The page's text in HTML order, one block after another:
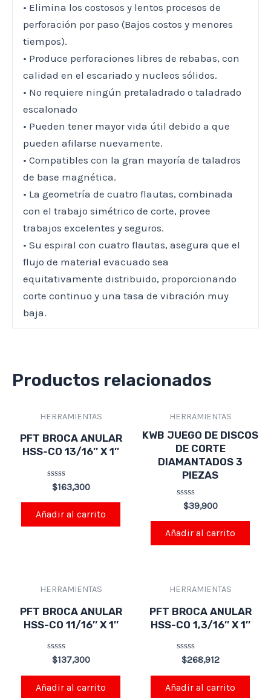
• Elimina los costosos y lentos procesos de
perforación por paso (Bajos costos y menores
tiempos).
• Produce perforaciones libres de rebabas, con
calidad en el escariado y nucleos sólidos.
• No requiere ningún pretaladrado o taladrado
escalonado
• Pueden tener mayor vida útil debido a que
pueden afilarse nuevamente.
• Compatibles con la gran mayoría de taladros
de base magnética.
• La geometría de cuatro flautas, combinada
con el trabajo simétrico de corte, provee
trabajos excelentes y seguros.
• Su espiral con cuatro flautas, asegura que el
flujo de material evacuado sea
equitativamente distribuido, proporcionando
corte continuo y una tasa de vibración muy
baja.
Productos relacionados
HERRAMIENTAS
PFT BROCA ANULAR
HSS-CO 13/16″ X 1″
Valorado
en
0
de
5
$163,300
Añadir al carrito
HERRAMIENTAS
KWB JUEGO DE DISCOS
DE CORTE
DIAMANTADOS 3
PIEZAS
Valorado
0
de
5
$39,900
Añadir al carrito
HERRAMIENTAS
PFT BROCA ANULAR
HSS-CO 11/16″ X 1″
Valorado
en
0
de
5
$137,300
Añadir al carrito
HERRAMIENTAS
PFT BROCA ANULAR
HSS-CO 1,3/16″ X 1″
Valorado
en
0
de
5
$268,912
Añadir al carrito